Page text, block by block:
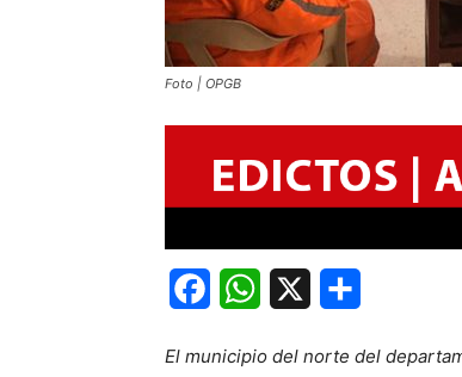
Foto | OPGB
FacebookWhatsApp
El municipio del norte del